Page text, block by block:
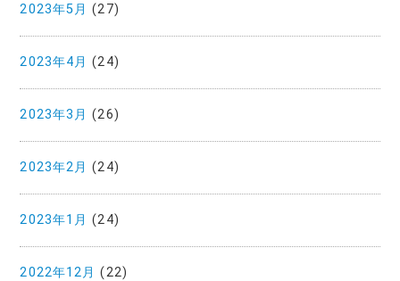
2023年5月 (27)
2023年4月 (24)
2023年3月 (26)
2023年2月 (24)
2023年1月 (24)
2022年12月 (22)